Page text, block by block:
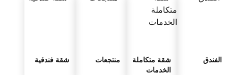
الفندق
شقة متكاملة
الخدمات
منتجعات شقة فندقية